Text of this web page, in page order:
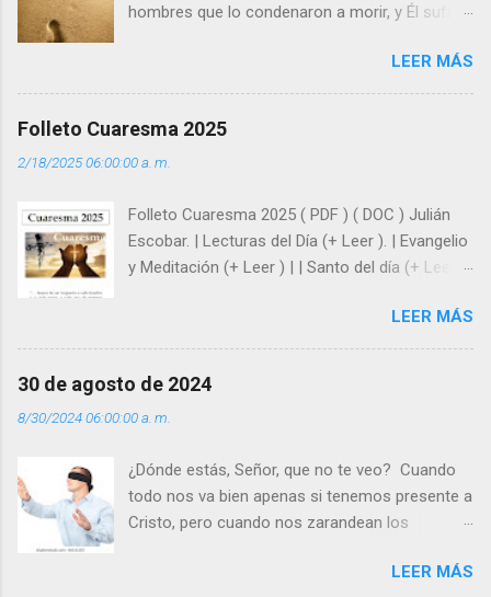
hombres que lo condenaron a morir, y Él sufrió
enseña Jesucristo? Que, si seguimos sus
huellas, sin ser superhombres, podemos
siempre está pendiente de nosotros. Amar es
y protegidos por nosotros. “ Señor, soy un
árbol sin frutos, pero tú me das la savia para
que al menos mis ramas y hojas den sombra
super hombre? - ¿Superas tu fragilidad con la
gracia de Dios? Julián Escobar. | Lecturas del
Día (+ Leer ). | Evangelio y Meditación (+ Leer ) |
LEER MÁS
Folleto Cuaresma 2025
2/18/2025 06:00:00 a. m.
Folleto Cuaresma 2025 ( PDF ) ( DOC ) Julián
Escobar. | Lecturas del Día (+ Leer ). | Evangelio
y Meditación (+ Leer ) | | Santo del día (+ Leer )
LEER MÁS
30 de agosto de 2024
8/30/2024 06:00:00 a. m.
¿Dónde estás, Señor, que no te veo? Cuando
todo nos va bien apenas si tenemos presente a
Cristo, pero cuando nos zarandean los
“¿Dónde estás, Señor, que no te veo, que me
LEER MÁS